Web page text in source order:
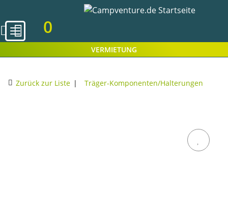
0
VERMIETUNG
Zurück zur Liste Träger-Komponenten/Halterungen